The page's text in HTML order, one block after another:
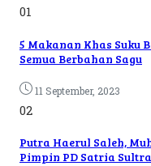
01
5 Makanan Khas Suku
Semua Berbahan Sagu
11 September, 2023
02
Putra Haerul Saleh,
Pimpin PD Satria Sultra